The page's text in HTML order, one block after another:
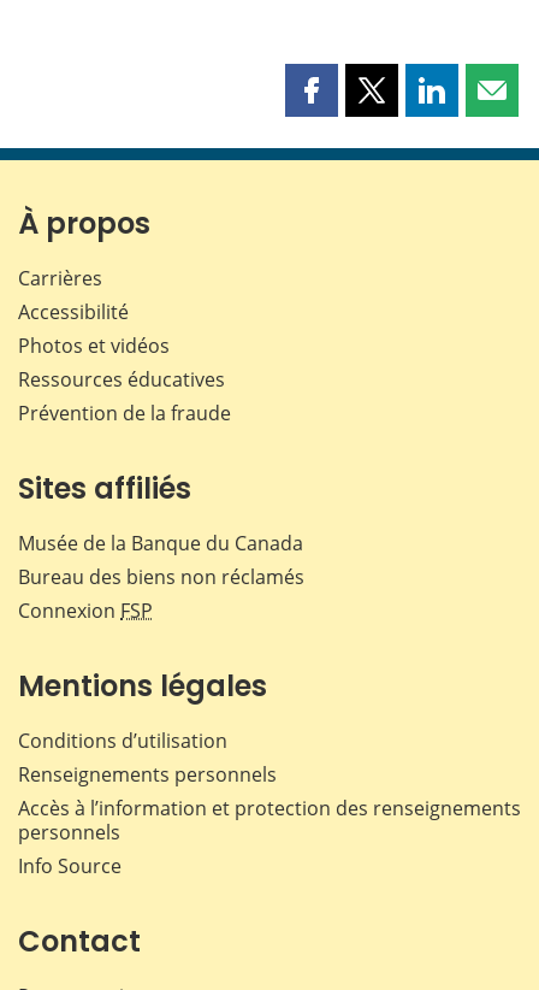
Partager
page
Partager
page
Partager
page page
À propos
Carrières
Accessibilité
Photos et vidéos
Ressources éducatives
Prévention de la fraude
Sites affiliés
Musée de la Banque du Canada
Bureau des biens non réclamés
Connexion FSP
Mentions légales
Conditions d’utilisation
Renseignements personnels
Accès à l’information et protection des renseignements
personnels
Info Source
Contact